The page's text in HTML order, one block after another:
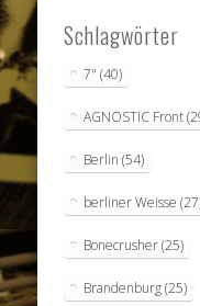
Schlagwörter
7" (40)
AGNOSTIC Front
Berlin (54)
berliner Weisse
Bonecrusher(25)
Brandenburg(25)